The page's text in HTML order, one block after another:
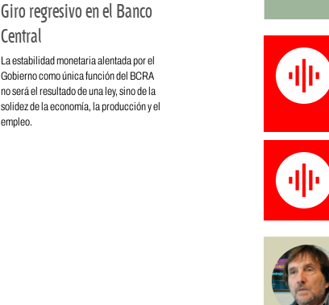
Giro regresivo en el Banco
Central
La estabilidad monetaria alentada por el
Gobierno como única función del BCRA
no será el resultado de una ley, sino de la
solidez de la economía, la producción y el
empleo.